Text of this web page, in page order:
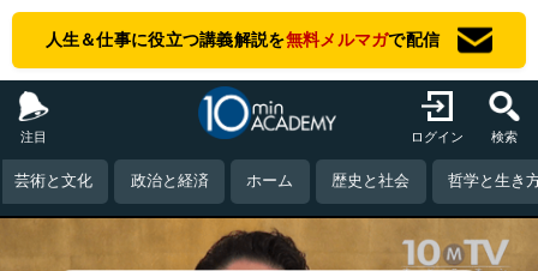
人生＆仕事に役立つ講義解説を無料メルマガで配信
注目 ログイン 検索
芸術と文化 政治と経済 ホーム 歴史と社会 哲学と生き